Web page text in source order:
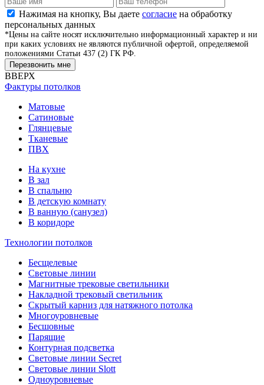
Нажимая на кнопку, Вы даете согласие на обработку
персональных данных
*Цены на сайте носят исключительно информационный характер и ни
при каких условиях не являются публичной офертой, определяемой
положениями Статьи 437 (2) ГК РФ.
Перезвонить мне
ВВЕРХ
Фактуры потолков
Матовые
Сатиновые
Глянцевые
Тканевые
ПВХ
На кухне
В зал
В спальню
В детскую комнату
В ванную (санузел)
В коридоре
Технологии потолков
Бесщелевые
Световые линии
Магнитные трековые светильники
Накладной трековый светильник
Скрытый карниз для натяжного потолка
Многоуровневые
Бесшовные
Парящие
Контурная подсветка
Световые линии Secret
Световые линии Slott
Одноуровневые